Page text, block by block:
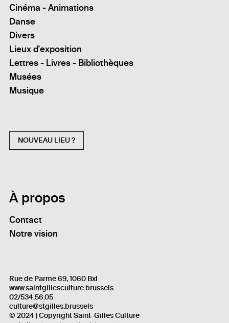
Cinéma - Animations
Danse
Divers
Lieux d'exposition
Lettres - Livres - Bibliothèques
Musées
Musique
NOUVEAU LIEU ?
À propos
Contact
Notre vision
Rue de Parme 69, 1060 Bxl
www.saintgillesculture.brussels
02/534.56.05
culture@stgilles.brussels
© 2024 | Copyright Saint-Gilles Culture